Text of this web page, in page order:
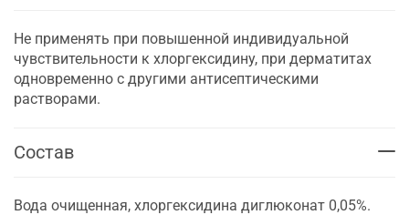
Не применять при повышенной индивидуальной
чувствительности к хлоргексидину, при дерматитах
одновременно с другими антисептическими
растворами.
Состав
Вода очищенная, хлоргексидина диглюконат 0,05%.